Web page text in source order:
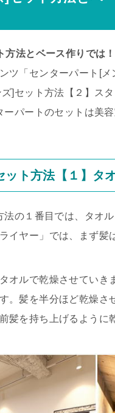
方法とベース作りでは
ツ「センターパート[
]セット方法【２】ス
パートのセットは美
ト方法【１】タ
の１番目では、タオ
イヤー」では、まず髪
オルで乾燥させてい
。髪を半分ほど乾燥
髪を持ち上げるように